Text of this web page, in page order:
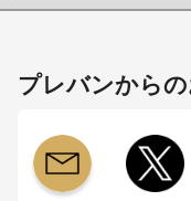
プレバンから